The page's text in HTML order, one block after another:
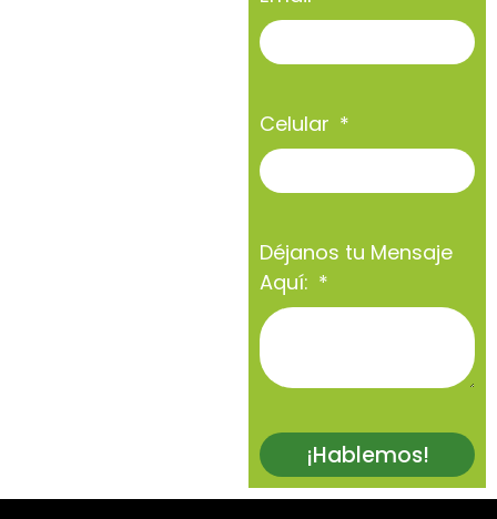
Celular
Déjanos tu Mensaje
Aquí:
¡Hablemos!